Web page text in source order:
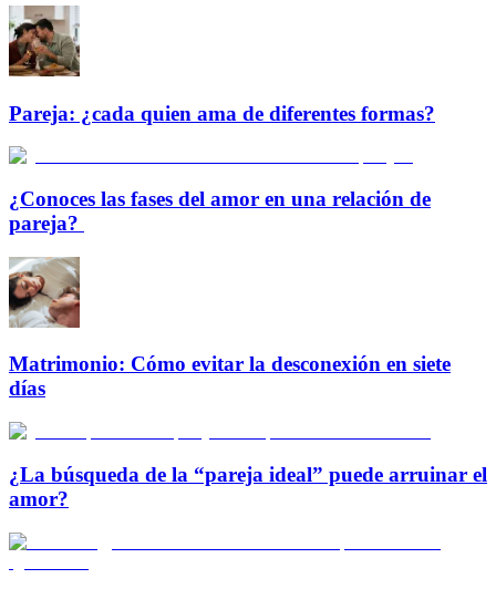
Pareja: ¿cada quien ama de diferentes formas?
¿Conoces las fases del amor en una relación de
pareja?
Matrimonio: Cómo evitar la desconexión en siete
días
¿La búsqueda de la “pareja ideal” puede arruinar el
amor?